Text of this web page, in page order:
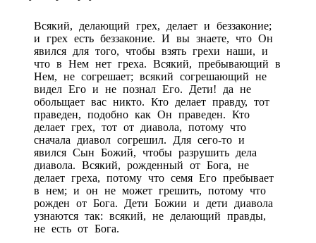
Всякий, делающий грех, делает и беззаконие;
и грех есть беззаконие. И вы знаете, что Он
явился для того, чтобы взять грехи наши, и
что в Нем нет греха. Всякий, пребывающий в
Нем, не согрешает; всякий согрешающий не
видел Его и не познал Его. Дети! да не
обольщает вас никто. Кто делает правду, тот
праведен, подобно как Он праведен. Кто
делает грех, тот от диавола, потому что
сначала диавол согрешил. Для сего-то и
явился Сын Божий, чтобы разрушить дела
диавола. Всякий, рожденный от Бога, не
делает греха, потому что семя Его пребывает
в нем; и он не может грешить, потому что
рожден от Бога. Дети Божии и дети диавола
узнаются так: всякий, не делающий правды,
не есть от Бога.